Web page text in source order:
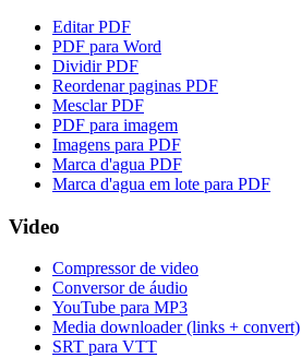
Editar PDF
PDF para Word
Dividir PDF
Reordenar paginas PDF
Mesclar PDF
PDF para imagem
Imagens para PDF
Marca d'agua PDF
Marca d'agua em lote para PDF
Video
Compressor de video
Conversor de áudio
YouTube para MP3
Media downloader (links + convert)
SRT para VTT